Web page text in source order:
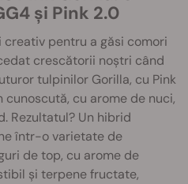
și Pink 2.0
pentru a găsi comori
crescătorii noștri când
tulpinilor Gorilla, cu Pink
cu arome de nuci,
Rezultatul? Un hibrid
într-o varietate de
de top, cu arome de
și terpene fructate,